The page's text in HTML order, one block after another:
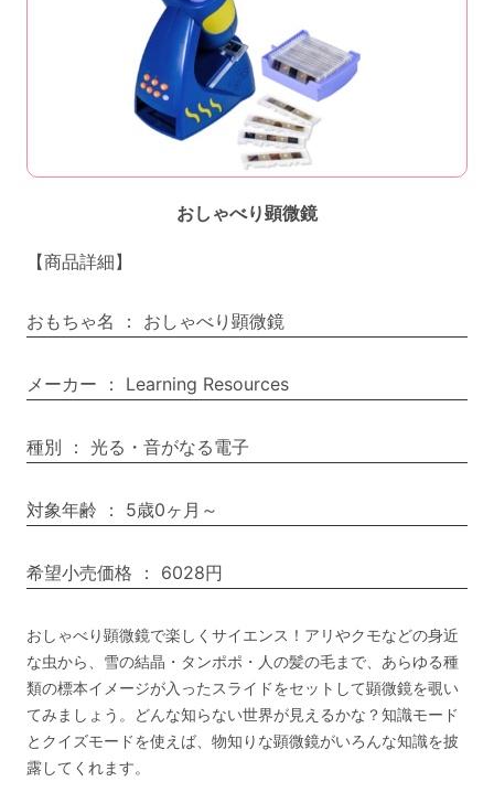
おしゃべり顕微鏡
【商品詳細】
おもちゃ名 ： おしゃべり顕微鏡
メーカー ： Learning Resources
種別 ： 光る・音がなる電子
対象年齢 ： 5歳0ヶ月～
希望小売価格 ： 6028円
おしゃべり顕微鏡で楽しくサイエンス！アリやクモなどの身近
な虫から、雪の結晶・タンポポ・人の髪の毛まで、あらゆる種
類の標本イメージが入ったスライドをセットして顕微鏡を覗い
てみましょう。どんな知らない世界が見えるかな？知識モード
とクイズモードを使えば、物知りな顕微鏡がいろんな知識を披
露してくれます。